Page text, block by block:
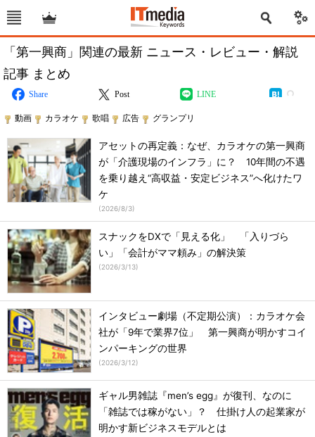
「第一興商」関連の最新 ニュース・レビュー・解説
記事 まとめ
Share Post LINE
動画 カラオケ 歌唱 広告 グランプリ
アセットの再定義：なぜ、カラオケの第一興商
が「介護現場のインフラ」に？ 10年間の不遇
を乗り越え“高収益・安定ビジネス”へ化けたワ
ケ
(2026/8/3)
スナックをDXで「見える化」 「入りづら
い」「会計がママ頼み」の解決策
(2026/3/13)
インタビュー劇場（不定期公演）：カラオケ会
社が「9年で業界7位」 第一興商が明かすコイ
ンパーキングの世界
(2026/3/12)
ギャル男雑誌『men’s egg』が復刊、なのに
「雑誌では稼がない」？ 仕掛け人の起業家が
明かす新ビジネスモデルとは